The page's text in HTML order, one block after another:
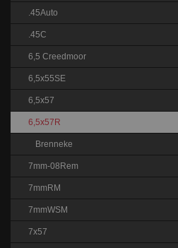
.45Auto
.45C
6,5 Creedmoor
6,5x55SE
6,5x57
6,5x57R
Brenneke
7mm-08Rem
7mmRM
7mmWSM
7x57